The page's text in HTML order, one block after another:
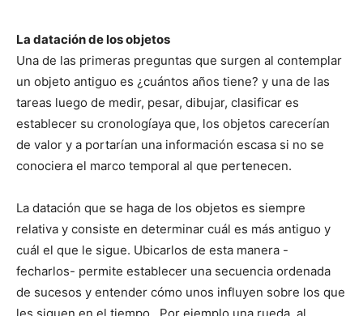
La datación de los objetos
Una de las primeras preguntas que surgen al contemplar
un objeto antiguo es ¿cuántos años tiene? y una de las
tareas luego de medir, pesar, dibujar, clasificar es
establecer su cronologíaya que, los objetos carecerían
de valor y a portarían una información escasa si no se
conociera el marco temporal al que pertenecen.
La datación que se haga de los objetos es siempre
relativa y consiste en determinar cuál es más antiguo y
cuál el que le sigue. Ubicarlos de esta manera -
fecharlos- permite establecer una secuencia ordenada
de sucesos y entender cómo unos influyen sobre los que